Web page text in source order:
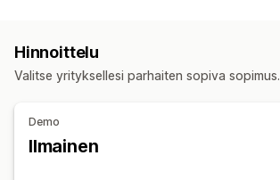
Toiminnot
Joukkopoistaminen
SEO-päivitykset
Ajastetut tehtävät
Hinnoittelu
Valitse yrityksellesi parhaiten sopiva sopimus.
Demo
Ilmainen